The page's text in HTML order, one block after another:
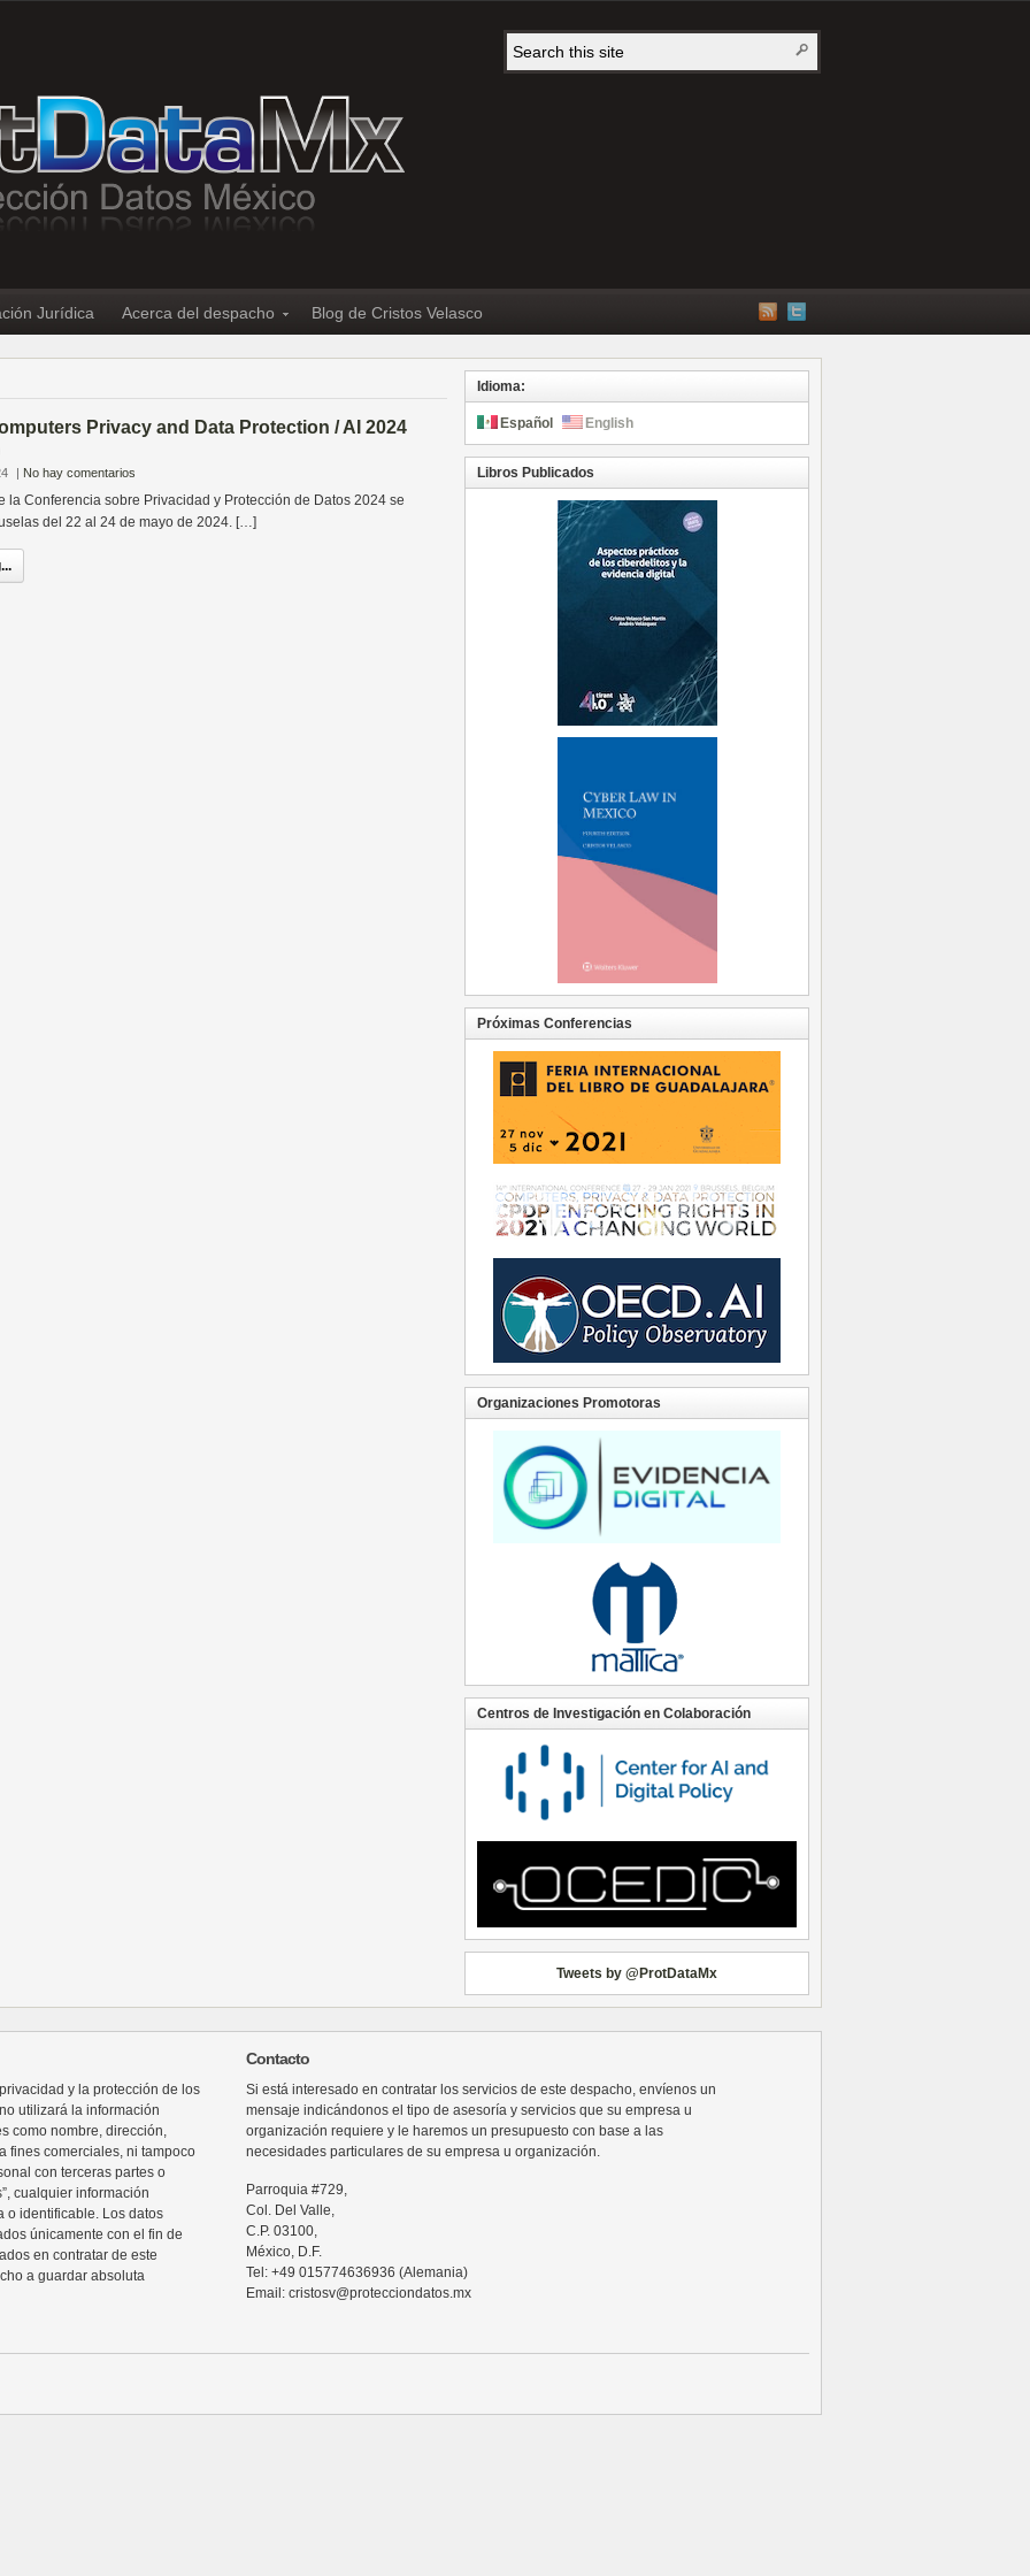
Jurídica Acerca del despacho Blog de Cristos Velasco
Privacy and Data Protection / AI 2024
| No hay comentarios
Conferencia sobre Privacidad y Protección de Datos 2024 se
del 22 al 24 de mayo de 2024. […]
Idioma:
Español English
Libros Publicados
Próximas Conferencias
Organizaciones Promotoras
Centros de Investigación en Colaboración
Tweets by @ProtDataMx
y la protección de los
utilizará la información
como nombre, dirección,
fines comerciales, ni tampoco
con terceras partes o
cualquier información
o identificable. Los datos
únicamente con el fin de
en contratar de este
a guardar absoluta
Contacto
Si está interesado en contratar los servicios de este despacho, envíenos un
mensaje indicándonos el tipo de asesoría y servicios que su empresa u
organización requiere y le haremos un presupuesto con base a las
necesidades particulares de su empresa u organización.
Parroquia #729,
Col. Del Valle,
C.P. 03100,
México, D.F.
Tel: +49 015774636936 (Alemania)
Email: cristosv@protecciondatos.mx